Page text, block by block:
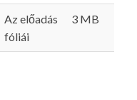
Az előadás
fóliái
3 MB